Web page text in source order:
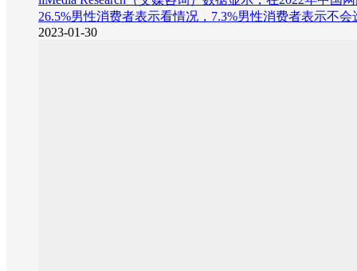
26.5%男性消费者表示看情况，7.3%男性消费者表示不
2023-01-30